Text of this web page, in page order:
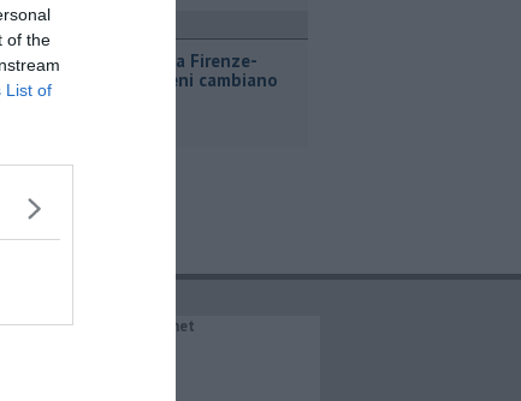
of the
List of
Lavori sulla Firenze-
Roma, i treni cambiano
IL NETWORK QuiNews.net